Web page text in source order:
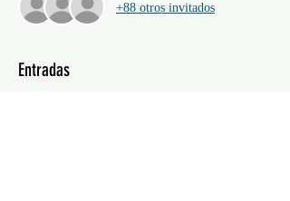
+88 otros invitados
Entradas